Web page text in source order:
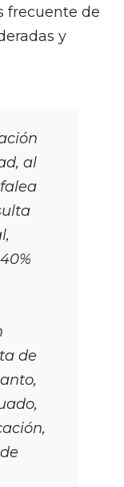
frecuente de
y
al
de